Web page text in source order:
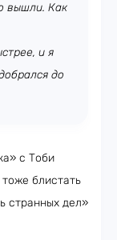
вышли. Как
и я
до
с Тоби
блистать
странных дел»